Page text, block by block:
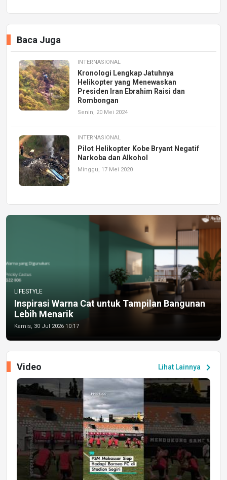
Baca Juga
INTERNASIONAL
Kronologi Lengkap Jatuhnya
Helikopter yang Menewaskan
Presiden Iran Ebrahim Raisi dan
Rombongan
Senin, 20 Mei 2024
INTERNASIONAL
Pilot Helikopter Kobe Bryant Negatif
Narkoba dan Alkohol
Minggu, 17 Mei 2020
LIFESTYLE
Inspirasi Warna Cat untuk Tampilan Bangunan
Lebih Menarik
Kamis, 30 Jul 2026 10:17
Lihat Lainnya chevron_right
Video